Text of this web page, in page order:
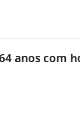
anos com